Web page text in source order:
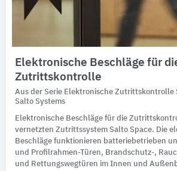
Elektronische Beschläge für
Zutrittskontrolle
Aus der Serie Elektronische Zutrittskontrolle
Salto Systems
Elektronische Beschläge für die
vernetzten Zutrittssystem Salto Space. Die
Beschläge funktionieren batteriebetrieben
und Profilrahmen-Türen, Brandschutz-,
und Rettungswegtüren im Innen und